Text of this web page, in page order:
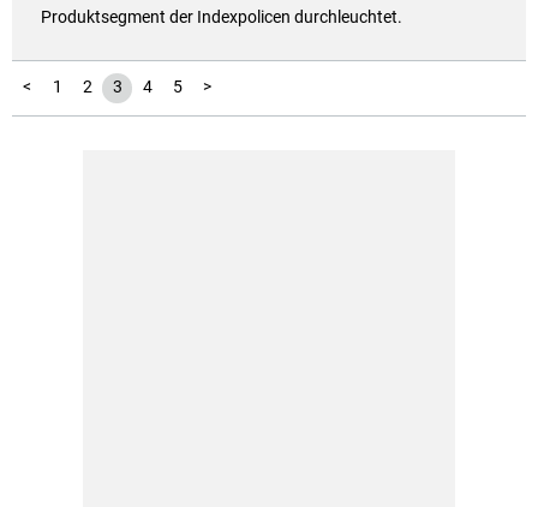
Produktsegment der Indexpolicen durchleuchtet.
< 1 2 3 4 5 >